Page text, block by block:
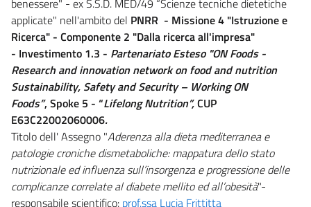
benessere" - ex S.S.D. MED/49 “Scienze tecniche dietetiche
applicate" nell'ambito del PNRR - Missione 4 "Istruzione e
Ricerca" - Componente 2 "Dalla ricerca all'impresa"
- Investimento 1.3 - Partenariato Esteso "ON Foods -
Research and innovation network on food and nutrition
Sustainability, Safety and Security – Working ON
Foods”, Spoke 5 - “Lifelong Nutrition”,CUP
E63C22002060006.
Titolo dell' Assegno "Aderenza alla dieta mediterranea e
patologie croniche dismetaboliche: mappatura dello stato
nutrizionale ed influenza sull’insorgenza e progressione delle
complicanze correlate al diabete mellito ed all’obesità"-
responsabile scientifico: prof.ssa Lucia Frittitta